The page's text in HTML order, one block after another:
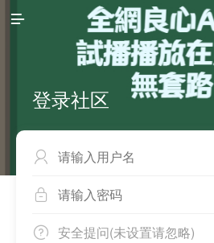

登录社区


 安全提问(未设置请忽略)